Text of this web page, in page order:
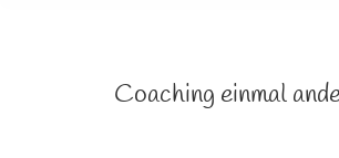
Coaching einmal